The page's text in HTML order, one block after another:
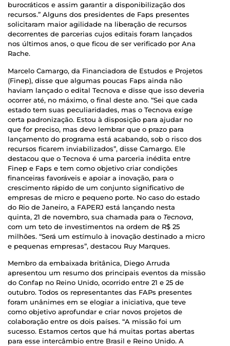
burocráticos e assim garantir a disponibilização dos
recursos.” Alguns dos presidentes de Faps presentes
solicitaram maior agilidade na liberação de recursos
decorrentes de parcerias cujos editais foram lançados
nos últimos anos, o que ficou de ser verificado por Ana
Rache.
Marcelo Camargo, da Financiadora de Estudos e Projetos
(Finep), disse que algumas poucas Faps ainda não
haviam lançado o edital Tecnova e disse que isso deveria
ocorrer até, no máximo, o final deste ano. “Sei que cada
estado tem suas peculiaridades, mas o Tecnova exige
certa padronização. Estou à disposição para ajudar no
que for preciso, mas devo lembrar que o prazo para
lançamento do programa está acabando, sob o risco dos
recursos ficarem inviabilizados”, disse Camargo. Ele
destacou que o Tecnova é uma parceria inédita entre
Finep e Faps e tem como objetivo criar condições
financeiras favoráveis e apoiar a inovação, para o
crescimento rápido de um conjunto significativo de
empresas de micro e pequeno porte. No caso do estado
do Rio de Janeiro, a FAPERJ está lançando nesta
quinta, 21 de novembro, sua chamada para o Tecnova,
com um teto de investimentos na ordem de R$ 25
milhões. “Será um estímulo à inovação destinado a micro
e pequenas empresas”, destacou Ruy Marques.
Membro da embaixada britânica, Diego Arruda
apresentou um resumo dos principais eventos da missão
do Confap no Reino Unido, ocorrido entre 21 e 25 de
outubro. Todos os representantes das FAPs presentes
foram unânimes em se elogiar a iniciativa, que teve
como objetivo aprofundar e criar novos projetos de
colaboração entre os dois países. “A missão foi um
sucesso. Estamos certos que há muitas portas abertas
para esse intercâmbio entre Brasil e Reino Unido. A